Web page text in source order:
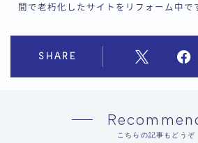
間で老朽化したサイトをリフォーム中で
SHARE
こちらの記事もどうぞ